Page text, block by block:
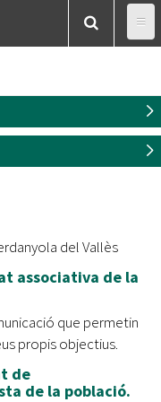
del Vallès
associativa de la
que permetin
propis objectius.
de
de la població.